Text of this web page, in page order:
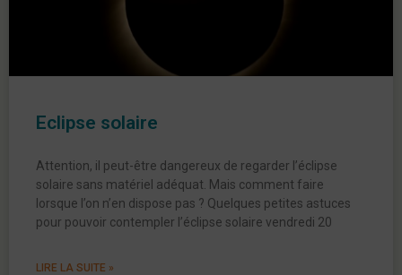
Eclipse solaire
Attention, il peut-être dangereux de regarder l’éclipse
solaire sans matériel adéquat. Mais comment faire
lorsque l’on n’en dispose pas ? Quelques petites astuces
pour pouvoir contempler l’éclipse solaire vendredi 20
LIRE LA SUITE »